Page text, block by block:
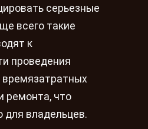
серьезные
всего такие
к
проведения
ремонта, что
для владельцев.